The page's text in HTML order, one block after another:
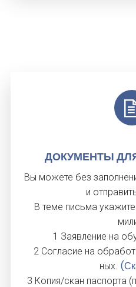
ДО­КУМЕН­ТЫ
Вы мо­жете без
и
В те­ме пись­ма
1 За­яв­ле­ние на
2 Сог­ла­сие на
ных.
3 Ко­пия/скан пас­порта